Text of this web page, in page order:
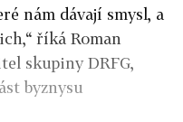
nám dávají smysl, a
říká Roman
skupiny DRFG,
byznysu